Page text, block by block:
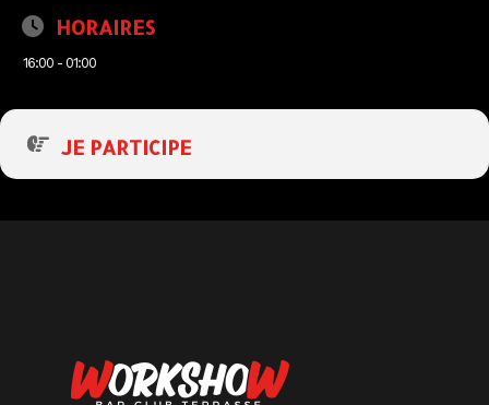
HORAIRES
16:00 - 01:00
JE PARTICIPE